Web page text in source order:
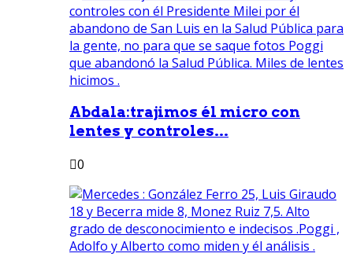
Abdala:trajimos él micro con
lentes y controles...
0